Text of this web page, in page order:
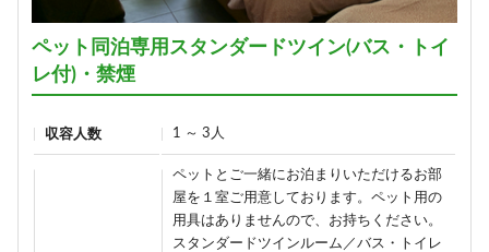
ペット同泊専用スタンダードツイン(バス・トイ
レ付)・禁煙
収容人数 1 ～ 3人
ペットとご一緒にお泊まりいただけるお部
屋を１室ご用意しております。ペット用の
用具はありませんので、お持ちください。
スタンダードツインルーム／バス・トイレ